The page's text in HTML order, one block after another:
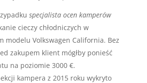
specjalista ocen kamperów
cieczy chłodniczych w
modelu Volkswagen California. Bez
zakupem klient mógłby ponieść
na poziomie 3000 €.
kampera z 2015 roku wykryto